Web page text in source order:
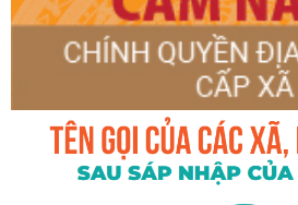
THÔN BÌNH CA
LÃNH ĐẠO HĐND XÃ THÁI BÌNH
ĐÌNH THƯƠNG BINH TẠI THÔN